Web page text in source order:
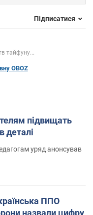
Підписатися
тайфуну...
OBOZ
підвищать
деталі
уряд анонсував
ППО
назвали цифру